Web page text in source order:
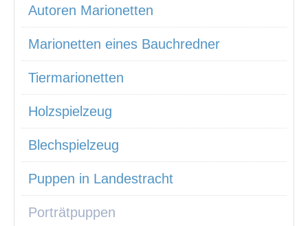
Autoren Marionetten
Marionetten eines Bauchredner
Tiermarionetten
Holzspielzeug
Blechspielzeug
Puppen in Landestracht
Porträtpuppen